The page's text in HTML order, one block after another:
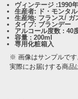
ヴィンテージ :1990
生産者: ド・モンタル
生産地: フランス/ ガ
タイプ: ブランデー
アルコール度数 : 40
容量 : 200ml
専用化粧箱入
※ 画像はサンプルです
実際にお届けする商品